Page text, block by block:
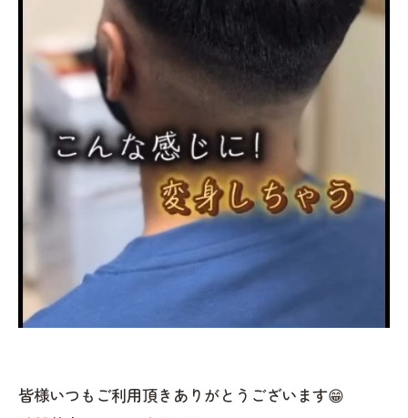
皆様いつもご利用頂きありがとうございます😁